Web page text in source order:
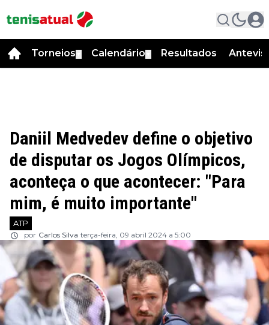
Torneios Calendário Resultados
Daniil Medvedev define o objetivo
de disputar os Jogos Olímpicos,
aconteça o que acontecer: "Para
mim, é muito importante"
ATP
por Carlos Silva terça-feira, 09 abril 2024 a 5:00